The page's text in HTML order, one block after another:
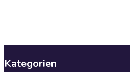
Kategorien